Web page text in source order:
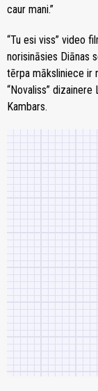
caur mani.”
“Tu esi viss” video
norisināsies Diānas
tērpa māksliniece ir
“Novaliss”
Kambars.